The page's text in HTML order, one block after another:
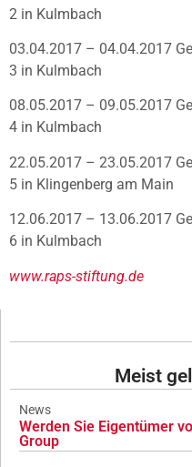
2 in Kulmbach
03.04.2017 – 04.04.2017
3 in Kulmbach
08.05.2017 – 09.05.2017
4 in Kulmbach
22.05.2017 – 23.05.2017
5 in Klingenberg am Main
12.06.2017 – 13.06.2017
6 in Kulmbach
www.raps-stiftung.de
Meist
News
Werden Sie Eigentümer
Group